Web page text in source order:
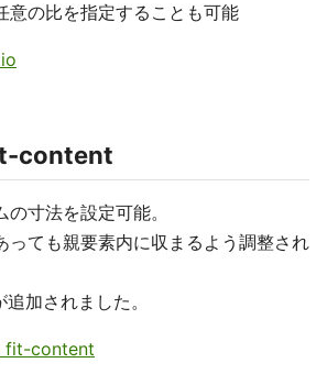
意の比を指定することも可能
content
寸法を設定可能。
っても親要素内に収まるよう調整され
加されました。
fit-content